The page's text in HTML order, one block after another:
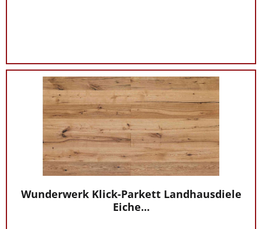
Wunderwerk Klick-Parkett Landhausdiele
Eiche...